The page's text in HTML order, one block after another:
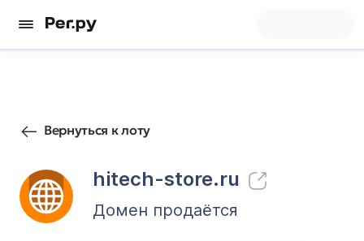
Вернуться к лоту
hitech-store.ru
Домен продаётся